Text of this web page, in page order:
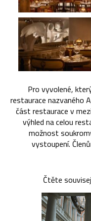
Pro vyvolené,
restaurace nazvaného
část restaurace v
výhled na celou
možnost
vystoupení.
Čtěte